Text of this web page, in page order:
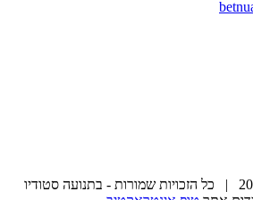
2026 | כל הזכויות שמורות - בתנועה סטודיו